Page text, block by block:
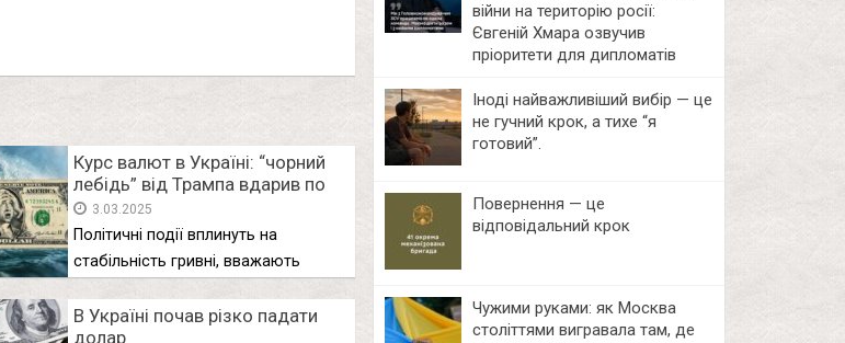
Курс валют в Україні: “чорний
лебідь” від Трампа вдарив по
гривні – скільки тепер
коштуватиме долар
3.03.2025
Політичні події вплинуть на
стабільність гривні, вважають
В Україні почав різко падати
долар
війни на територію росії:
Євгеній Хмара озвучив
пріоритети для дипломатів
Іноді найважливіший вибір — це
не гучний крок, а тихе “я
готовий”.
Повернення — це
відповідальний крок
Чужими руками: як Москва
століттями вигравала там, де